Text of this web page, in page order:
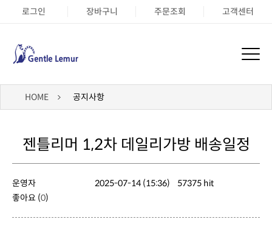
로그인 장바구니 주문조회 고객센터
HOME 공지사항
젠틀리머 1,2차 데일리가방 배송일정
운영자 2025-07-14 (15:36)
57375 hit
좋아요 (0)